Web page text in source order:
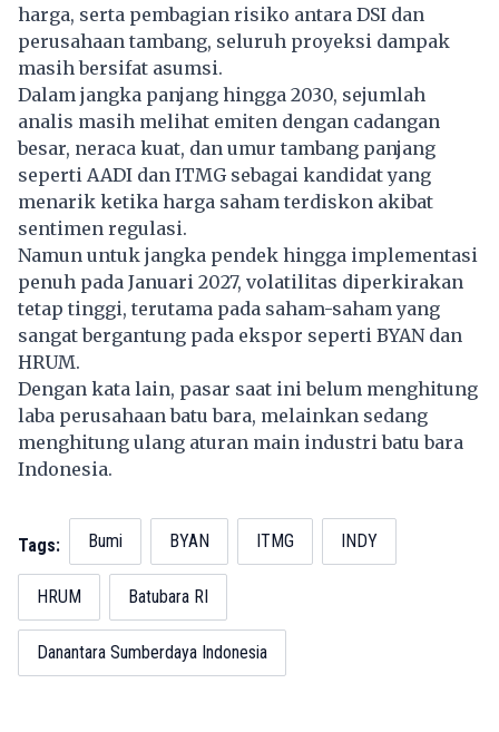
harga, serta pembagian risiko antara DSI dan
perusahaan tambang, seluruh proyeksi dampak
masih bersifat asumsi.
Dalam jangka panjang hingga 2030, sejumlah
analis masih melihat emiten dengan cadangan
besar, neraca kuat, dan umur tambang panjang
seperti AADI dan ITMG sebagai kandidat yang
menarik ketika harga saham terdiskon akibat
sentimen regulasi.
Namun untuk jangka pendek hingga implementasi
penuh pada Januari 2027, volatilitas diperkirakan
tetap tinggi, terutama pada saham-saham yang
sangat bergantung pada ekspor seperti BYAN dan
HRUM.
Dengan kata lain, pasar saat ini belum menghitung
laba perusahaan batu bara, melainkan sedang
menghitung ulang aturan main industri batu bara
Indonesia.
Tags: Bumi BYAN ITMG INDY
HRUM Batubara RI
Danantara Sumberdaya Indonesia